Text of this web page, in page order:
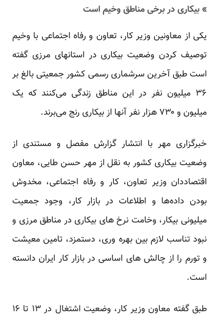
» بیکاری در برخی مناطق وخیم است
یکی از معاونین وزیر کار، تعاون و رفاه اجتماعی با وخیم
توصیف کردن وضعیت بیکاری در استانهای مرزی گفته
است طبق آخرین سرشماری رسمی کشور جمعیتی بالغ بر
۳۶ میلیون نفر در این مناطق زندگی می‌کنند که یک
میلیون و ۷۳۰ هزار نفر آنها از بیکاری رنج می‌برند.
خبرگزاری مهر با انتشار گزارش مفصل و مستندی از
وضعیت بیکاری کشور به نقل از مهر حسن طایی، معاون
اقتصاددان وزیر تعاون، کار و رفاه اجتماعی، مخدوش
بودن داده‌ها و اطلاعات در بازار کار، وجود جمعیت
میلیونی بیکار، وخامت نرخ های بیکاری در مناطق مرزی و
نبود تناسب لازم بین بهره وری، دستمزد، تامین معیشت
و تورم را از چالش های اساسی در بازار کار ایران دانسته
است.
طبق گفته معاون وزیر کار، وضعیت اشتغال در ۱۳ تا ۱۶